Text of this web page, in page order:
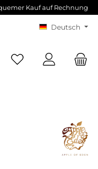
Kauf auf Rechnung
Deutsch